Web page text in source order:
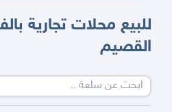
للبيع محلات تجارية
القصيم